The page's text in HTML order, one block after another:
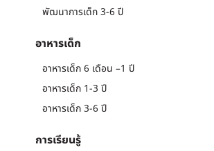
พัฒนาการเด็ก 3-6 ปี
อาหารเด็ก
อาหารเด็ก 6 เดือน –1 ปี
อาหารเด็ก 1-3 ปี
อาหารเด็ก 3-6 ปี
การเรียนรู้